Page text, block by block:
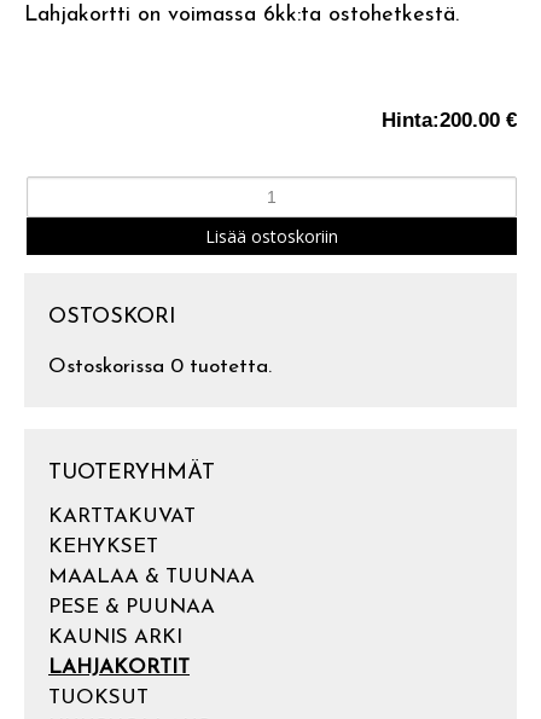
Lahjakortti on voimassa 6kk:ta ostohetkestä.
Hinta:200.00 €
OSTOSKORI
Ostoskorissa 0 tuotetta.
TUOTERYHMÄT
KARTTAKUVAT
KEHYKSET
MAALAA & TUUNAA
PESE & PUUNAA
KAUNIS ARKI
LAHJAKORTIT
TUOKSUT